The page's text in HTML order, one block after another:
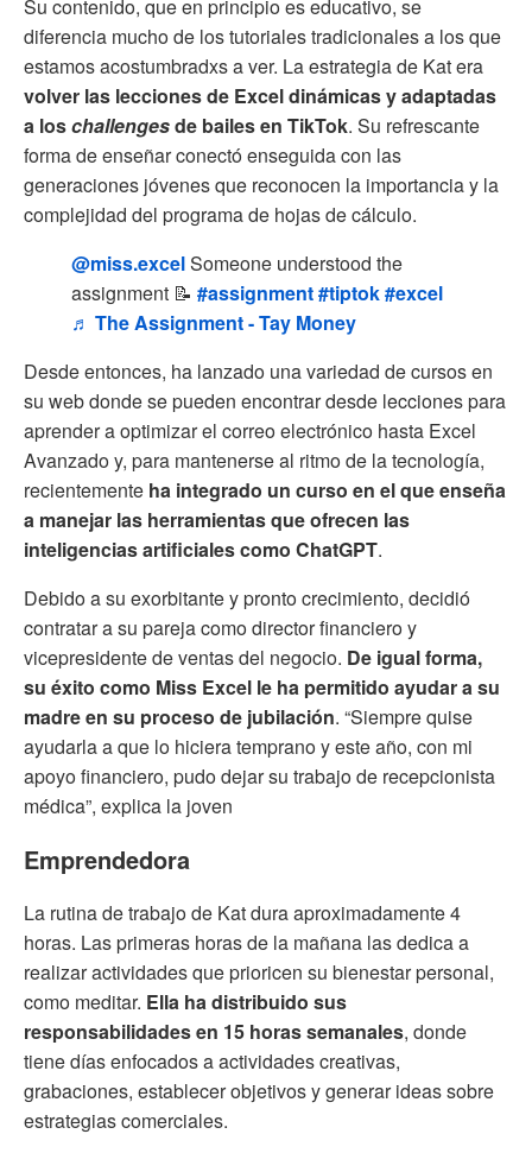
Su contenido, que en principio es educativo, se
diferencia mucho de los tutoriales tradicionales a los que
estamos acostumbradxs a ver. La estrategia de Kat era
volver las lecciones de Excel dinámicas y adaptadas
a loschallengesde bailes en TikTok. Su refrescante
forma de enseñar conectó enseguida con las
generaciones jóvenes que reconocen la importancia y la
complejidad del programa de hojas de cálculo.
@miss.excelSomeone understood the
assignment 📝 #assignment#tiptok#excel
♬ The Assignment - Tay Money
Desde entonces, ha lanzado una variedad de cursos en
su web donde se pueden encontrar desde lecciones para
aprender a optimizar el correo electrónico hasta Excel
Avanzado y, para mantenerse al ritmo de la tecnología,
recientemente ha integrado un curso en el que enseña
a manejar las herramientas que ofrecen las
inteligencias artificiales como ChatGPT.
Debido a su exorbitante y pronto crecimiento, decidió
contratar a su pareja como director financiero y
vicepresidente de ventas del negocio. De igual forma,
su éxito como Miss Excel le ha permitido ayudar a su
madre en su proceso de jubilación. “Siempre quise
ayudarla a que lo hiciera temprano y este año, con mi
apoyo financiero, pudo dejar su trabajo de recepcionista
médica”, explica la joven
Emprendedora
La rutina de trabajo de Kat dura aproximadamente 4
horas. Las primeras horas de la mañana las dedica a
realizar actividades que prioricen su bienestar personal,
como meditar. Ella ha distribuido sus
responsabilidades en 15 horas semanales, donde
tiene días enfocados a actividades creativas,
grabaciones, establecer objetivos y generar ideas sobre
estrategias comerciales.